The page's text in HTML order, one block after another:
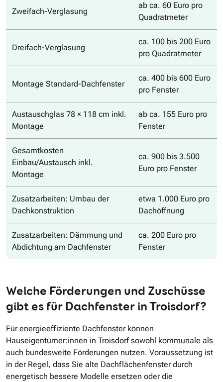
Zweifach-Verglasung
ab ca. 60 Euro pro
Quadratmeter
Dreifach-Verglasung
ca. 100 bis 200 Euro
pro Quadratmeter
Montage Standard-Dachfenster
ca. 400 bis 600 Euro
pro Fenster
Austauschglas 78 × 118 cm inkl.
Montage
ab ca. 155 Euro pro
Fenster
Gesamtkosten
Einbau/Austausch inkl.
Montage
ca. 900 bis 3.500
Euro pro Fenster
Zusatzarbeiten: Umbau der
Dachkonstruktion
etwa 1.000 Euro pro
Dachöffnung
Zusatzarbeiten: Dämmung und
Abdichtung am Dachfenster
ca. 200 Euro pro
Fenster
Welche Förderungen und Zuschüsse
gibt es für Dachfenster in Troisdorf?
Für energieeffiziente Dachfenster können
Hauseigentümer:innen in Troisdorf sowohl kommunale als
auch bundesweite Förderungen nutzen. Voraussetzung ist
in der Regel, dass Sie alte Dachflächenfenster durch
energetisch bessere Modelle ersetzen oder die